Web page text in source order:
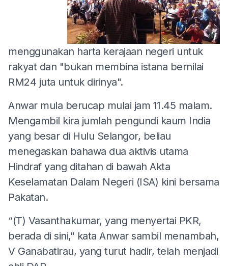
menggunakan harta kerajaan negeri untuk
rakyat dan "bukan membina istana bernilai
RM24 juta untuk dirinya".
Anwar mula berucap mulai jam 11.45 malam.
Mengambil kira jumlah pengundi kaum India
yang besar di Hulu Selangor, beliau
menegaskan bahawa dua aktivis utama
Hindraf yang ditahan di bawah Akta
Keselamatan Dalam Negeri (ISA) kini bersama
Pakatan.
“(T) Vasanthakumar, yang menyertai PKR,
berada di sini," kata Anwar sambil menambah,
V Ganabatirau, yang turut hadir, telah menjadi